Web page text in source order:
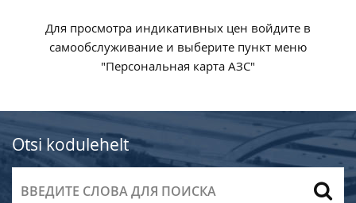
Для просмотра индикативных цен войдите в
самообслуживание и выберите пункт меню
"Персональная карта АЗС"
Otsi kodulehelt